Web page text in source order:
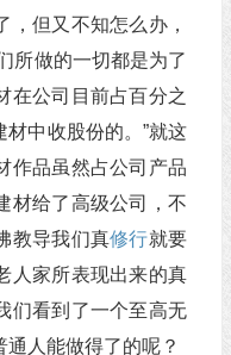
，但又不知怎么办，
所做的一切都是为了
在公司目前占百分之
中收股份的。”就这
作品虽然占公司产品
材给了高级公司，不
教导我们真修行就要
人家所表现出来的真
们看到了一个至高无
通人能做得了的呢？